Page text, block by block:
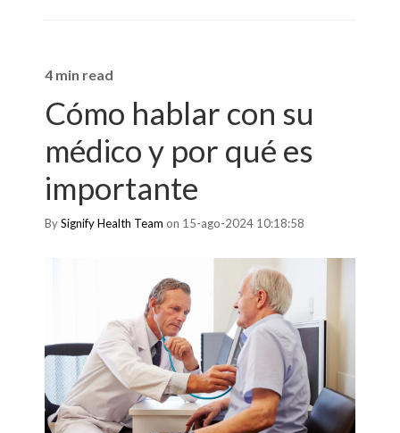
4 min read
Cómo hablar con su
médico y por qué es
importante
BySignify Health Team on 15-ago-2024 10:18:58